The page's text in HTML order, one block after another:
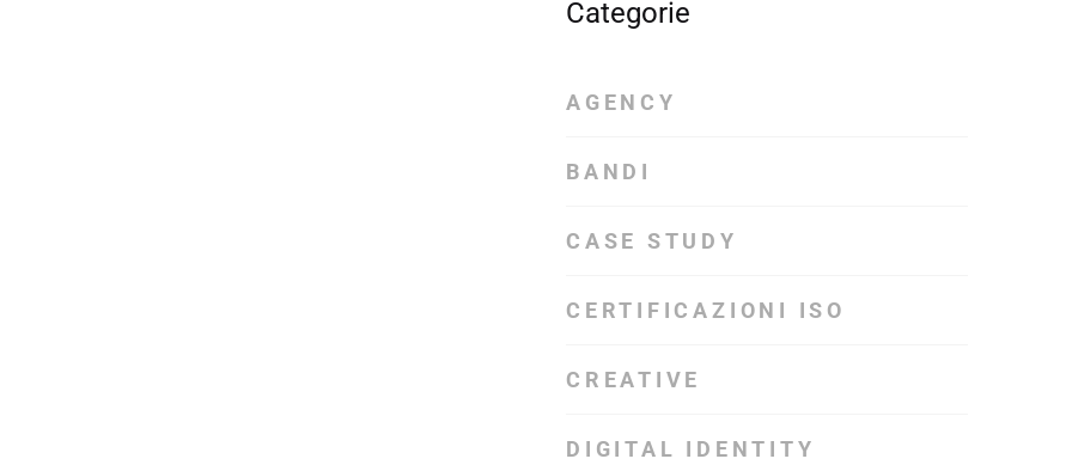
Categorie
AGENCY
BANDI
CASE STUDY
CERTIFICAZIONI ISO
CREATIVE
DIGITAL IDENTITY